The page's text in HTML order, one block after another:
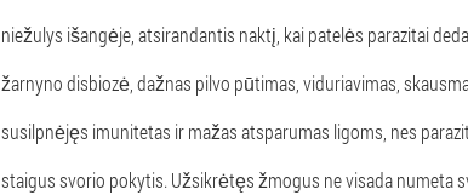
niežulys išangėje, atsirandantis naktį, kai patelės parazitai
žarnyno disbiozė, dažnas pilvo pūtimas, viduriavimas,
susilpnėjęs imunitetas ir mažas atsparumas ligoms, nes
staigus svorio pokytis. Užsikrėtęs žmogus ne visada numeta